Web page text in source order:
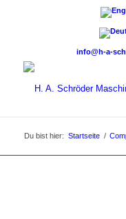
info@h-a-
Du bist hier: Startseite /